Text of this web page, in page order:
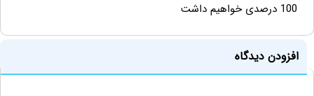
100 درصدی خواهیم داشت
افزودن دیدگاه